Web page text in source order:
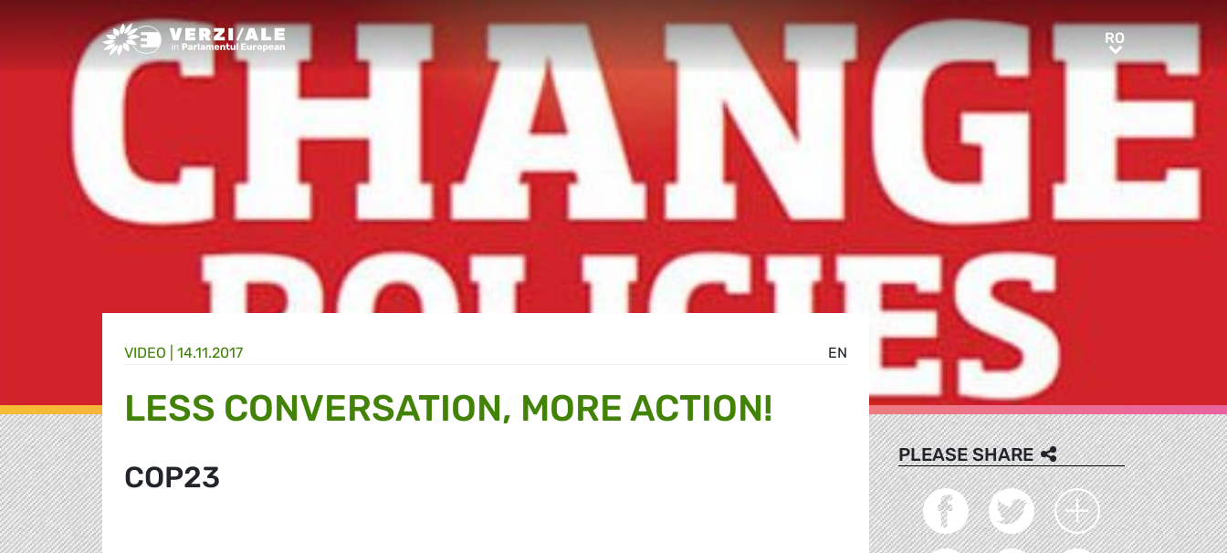
Greens/EFA Home RORO
EN
VIDEO | 14.11.2017
LESS CONVERSATION, MORE ACTION!
COP23
PLEASE SHARE